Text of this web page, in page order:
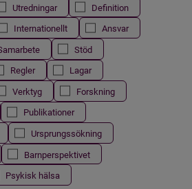
Utredningar
Definition
Internationellt
Ansvar
Stöd
Regler
Lagar
Verktyg
Forskning
Publikationer
Ursprungssökning
Barnperspektivet
Psykisk hälsa